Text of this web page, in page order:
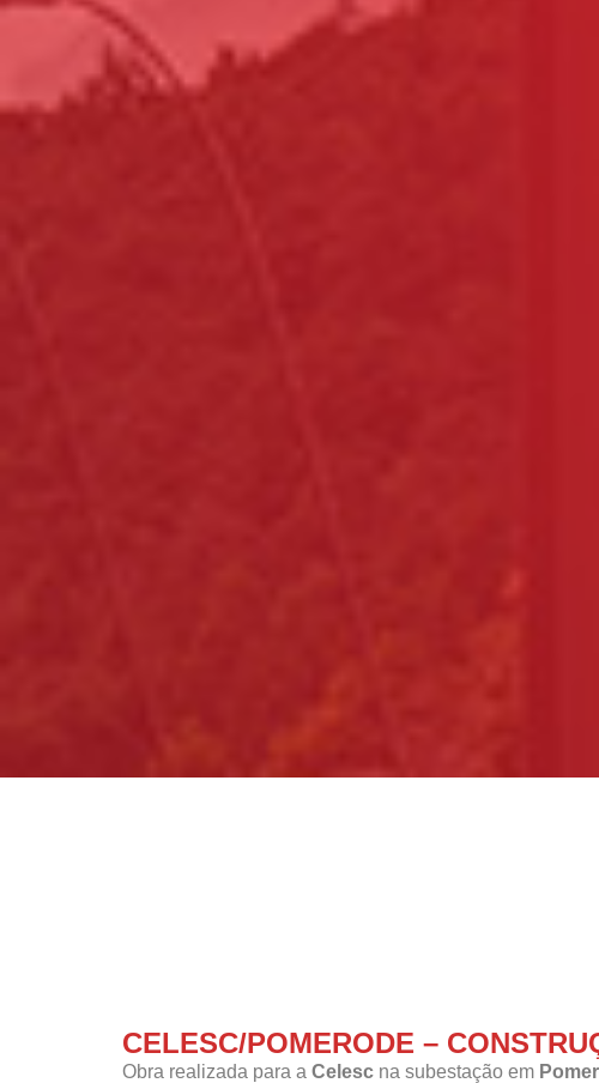
CELESC/POMERODE –
Obra realizada para a Celesc na subestação em